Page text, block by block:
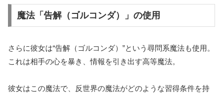
魔法「告解（ゴルコンダ）」の使用
さらに彼女は“告解（ゴルコンダ）”という尋問系魔法も使用。
これは相手の心を暴き、情報を引き出す高等魔法。
彼女はこの魔法で、反世界の魔法がどのような習得条件を持